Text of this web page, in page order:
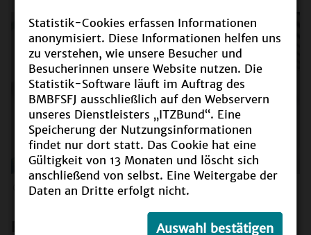
Statistik-Cookies erfassen Informationen
anonymisiert. Diese Informationen helfen uns
zu verstehen, wie unsere Besucher und
Besucherinnen unsere Website nutzen. Die
Statistik-Software läuft im Auftrag des
BMBFSFJ ausschließlich auf den Webservern
unseres Dienstleisters „ITZBund“. Eine
Speicherung der Nutzungsinformationen
findet nur dort statt. Das Cookie hat eine
Gültigkeit von 13 Monaten und löscht sich
anschließend von selbst. Eine Weitergabe der
Daten an Dritte erfolgt nicht.
Auswahl bestätigen
BMBF / Bundesfoto / Kurc